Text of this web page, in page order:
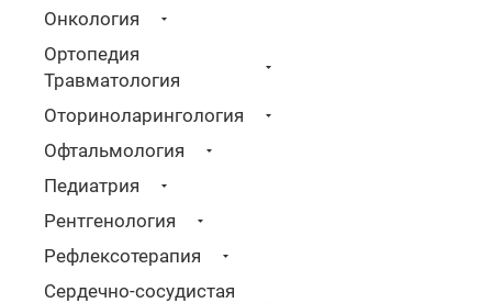
Онкология
Ортопедия
Травматология
Оториноларингология
Офтальмология
Педиатрия
Рентгенология
Рефлексотерапия
Сердечно-сосудистая